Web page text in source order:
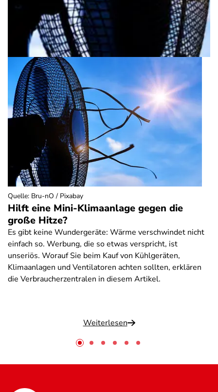
Hilft eine Mini-Klimaanlage gegen die
große Hitze?
Es gibt keine Wundergeräte: Wärme verschwindet nicht
einfach so. Werbung, die so etwas verspricht, ist
unseriös. Worauf Sie beim Kauf von Kühlgeräten,
Klimaanlagen und Ventilatoren achten sollten, erklären
die Verbraucherzentralen in diesem Artikel.
Weiterlesen
Quelle: Bru-nO / Pixabay